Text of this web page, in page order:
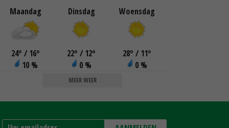
Maandag
24° / 16°
10 %
Dinsdag
22° / 12°
0 %
Woensdag
28° / 11°
0 %
MEER WEER